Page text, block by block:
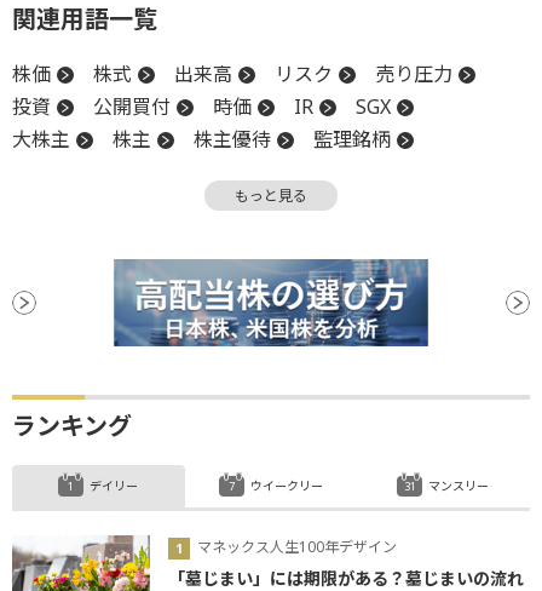
関連用語一覧
株価 株式 出来高 リスク
売り圧力
投資
公開買付 時価 IR
SGX
大株主
株主 株主優待
監理銘柄
証券取引所
もっと見る
ランキング
デイリー
マネックス人生100年デザイン
「墓じまい」には期限がある？墓じまいの流れ
ウイークリー マンスリー